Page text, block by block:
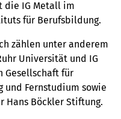
die IG Metall im
für Berufsbildung.
zählen unter anderem
Universität und IG
Gesellschaft für
Fernstudium sowie
Hans Böckler Stiftung.